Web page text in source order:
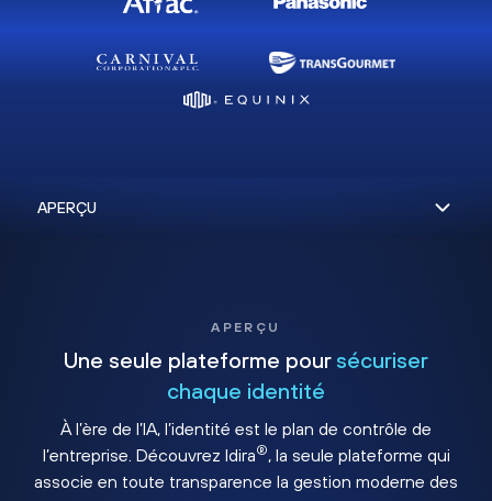
APERÇU
Une seule plateforme pour sécuriser
chaque identité
À l’ère de l’IA, l’identité est le plan de contrôle de
l’entreprise. Découvrez Idira®, la seule plateforme qui
associe en toute transparence la gestion moderne des